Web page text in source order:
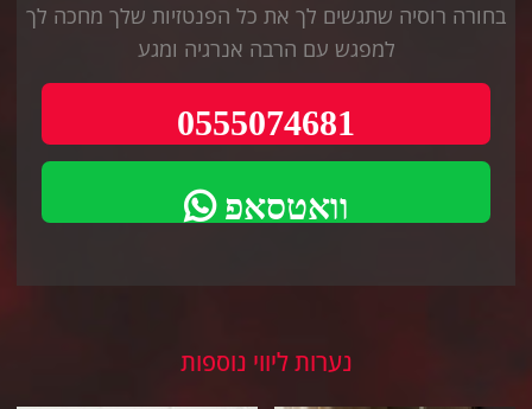
בחורה רוסיה שתגשים לך את כל הפנטזיות שלך מחכה לך
למפגש עם הרבה אנרגיה ומגע
0555074681
וואטסאפ
נערות ליווי נוספות